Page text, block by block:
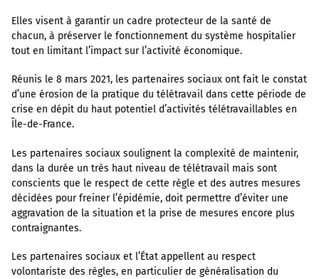
Elles visent à garantir un cadre protecteur de la santé de
chacun, à préserver le fonctionnement du système hospitalier
tout en limitant l’impact sur l’activité économique.
Réunis le 8 mars 2021, les partenaires sociaux ont fait le constat
d’une érosion de la pratique du télétravail dans cette période de
crise en dépit du haut potentiel d’activités télétravaillables en
Île-de-France.
Les partenaires sociaux soulignent la complexité de maintenir,
dans la durée un très haut niveau de télétravail mais sont
conscients que le respect de cette règle et des autres mesures
décidées pour freiner l’épidémie, doit permettre d’éviter une
aggravation de la situation et la prise de mesures encore plus
contraignantes.
Les partenaires sociaux et l’État appellent au respect
volontariste des règles, en particulier de généralisation du